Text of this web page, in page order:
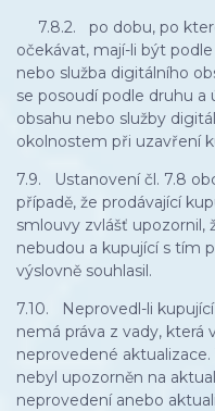
7.8.2. po dobu, po
očekávat, mají-li být
nebo služba digitálního
se posoudí podle druhu a
obsahu nebo služby
okolnostem při uzavření
7.9. Ustanovení čl. 7.8
případě, že prodávající
smlouvy zvlášť upozornil,
nebudou a kupující s tím
výslovně souhlasil.
7.10. Neprovedl-li
nemá práva z vady, která
neprovedené
nebyl upozorněn na
neprovedení anebo